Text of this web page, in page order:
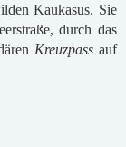
Kaukasus. Sie
durch das
Kreuzpassauf